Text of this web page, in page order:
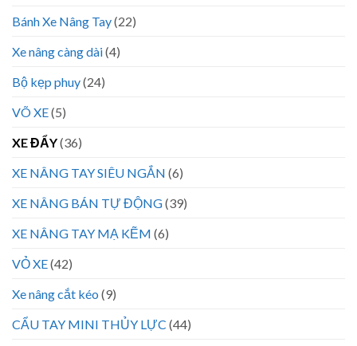
Bánh Xe Nâng Tay(22)
Xe nâng càng dài(4)
Bộ kẹp phuy(24)
VÕ XE(5)
XE ĐẨY(36)
XE NÂNG TAY SIÊU NGẮN (6)
XE NÂNG BÁN TỰ ĐỘNG(39)
XE NÂNG TAY MẠ KẼM (6)
VỎ XE(42)
Xe nâng cắt kéo (9)
CẨU TAY MINI THỦY LỰC (44)